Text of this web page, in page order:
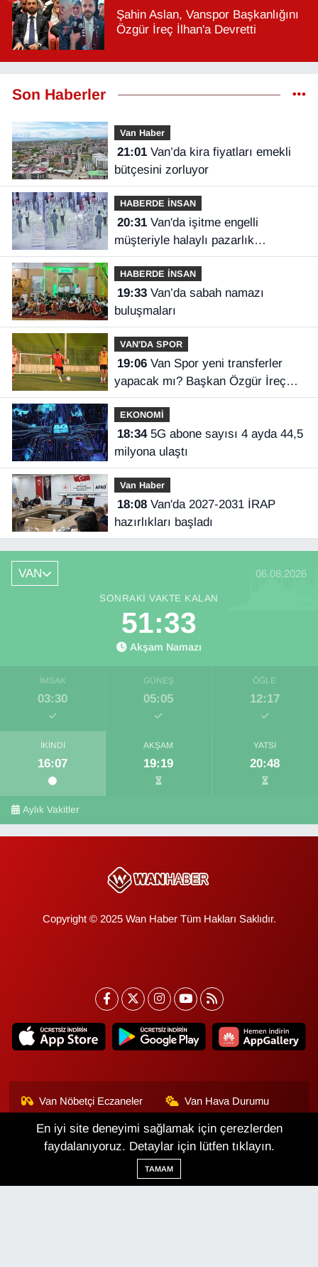
Şahin Aslan, Vanspor Başkanlığını
Özgür İreç İlhan'a Devretti
Son Haberler
Van Haber
21:01Van’da kira fiyatları emekli
bütçesini zorluyor
HABERDE İNSAN
20:31Van'da işitme engelli
müşteriyle halaylı pazarlık
gülümsetti
HABERDE İNSAN
19:33Van’da sabah namazı
buluşmaları
VAN'DA SPOR
19:06Van Spor yeni transferler
yapacak mı? Başkan Özgür İreç
İlhan açıkladı
EKONOMİ
18:345G abone sayısı 4 ayda 44,5
milyona ulaştı
Van Haber
18:08Van'da 2027-2031 İRAP
hazırlıkları başladı
VAN 06.08.2026
SONRAKI VAKTE KALAN
51:32
Akşam Namazı
İMSAK
03:30
GÜNEŞ
05:05
ÖĞLE
12:17
İKINDI
16:07
AKŞAM
19:19
YATSI
20:48
Aylık Vakitler
Copyright © 2025 Wan Haber Tüm Hakları Saklıdır.
Van Nöbetçi Eczaneler Van Hava Durumu
Van Namaz Vakitleri
Van Trafik Yoğunluk
Haritası
Puan Durumu ve Fikstür
En iyi site deneyimi sağlamak için çerezlerden
faydalanıyoruz. Detaylar için lütfen tıklayın.
TAMAM